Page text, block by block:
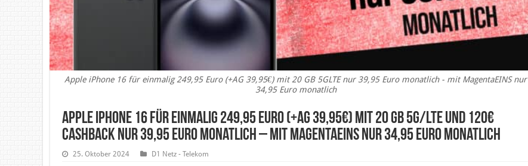
Apple iPhone 16 für einmalig 249,95 Euro (+AG 39,95€) mit 20 GB 5GLTE nur 39,95 Euro monatlich - mit MagentaEINS nur
34,95 Euro monatlich
Apple iPhone 16 für einmalig 249,95 Euro (+AG 39,95€) mit 20 GB 5G/LTE und 120€
Cashback nur 39,95 Euro monatlich – mit MagentaEINS nur 34,95 Euro monatlich
25. Oktober 2024 D1 Netz - Telekom